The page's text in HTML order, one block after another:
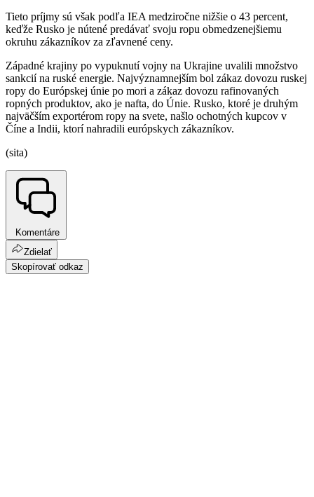
Tieto príjmy sú však podľa IEA medziročne nižšie o 43 percent,
keďže Rusko je nútené predávať svoju ropu obmedzenejšiemu
okruhu zákazníkov za zľavnené ceny.
Západné krajiny po vypuknutí vojny na Ukrajine uvalili množstvo
sankcií na ruské energie. Najvýznamnejším bol zákaz dovozu ruskej
ropy do Európskej únie po mori a zákaz dovozu rafinovaných
ropných produktov, ako je nafta, do Únie. Rusko, ktoré je druhým
najväčším exportérom ropy na svete, našlo ochotných kupcov v
Číne a Indii, ktorí nahradili európskych zákazníkov.
(sita)
Komentáre
Zdielať
Skopírovať odkaz